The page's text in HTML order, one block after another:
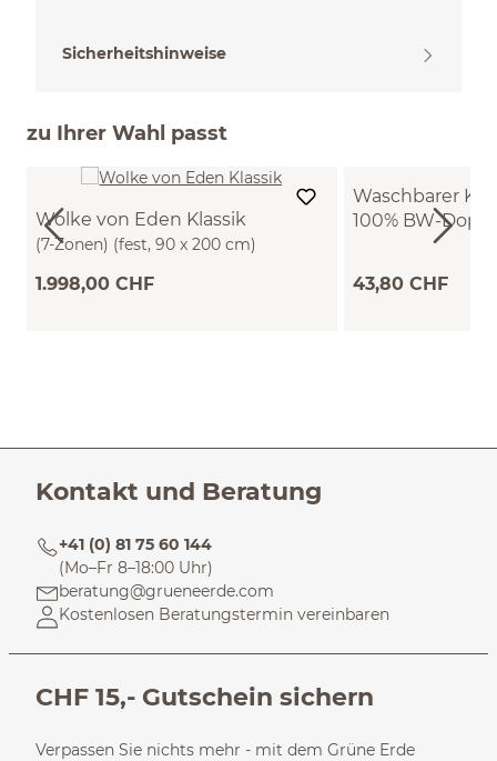
Sicherheitshinweise
zu Ihrer Wahl passt
Wolke von Eden Klassik
(7-Zonen) (fest, 90 x 200 cm)
1.998,00 CHF
Waschbarer
100% BW-
(40 x 60 cm)
43,80 CHF
Kontakt und Beratung
+41 (0) 81 75 60 144
(Mo–Fr 8–18:00 Uhr)
beratung@grueneerde.com
Kostenlosen Beratungstermin vereinbaren
CHF 15,- Gutschein sichern
Verpassen Sie nichts mehr - mit dem Grüne Erde